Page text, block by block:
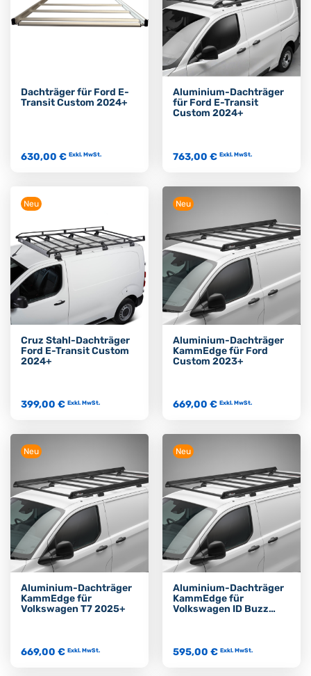
Dachträger für Ford E-
Transit Custom 2024+
630,00 € Exkl. MwSt.
Aluminium-Dachträger
für Ford E-Transit
Custom 2024+
763,00 € Exkl. MwSt.
Neu
Cruz Stahl-Dachträger
Ford E-Transit Custom
2024+
399,00 € Exkl. MwSt.
Neu
Aluminium-Dachträger
KammEdge für Ford
Custom 2023+
669,00 € Exkl. MwSt.
Neu
Aluminium-Dachträger
KammEdge für
Volkswagen T7 2025+
669,00 € Exkl. MwSt.
Neu
Aluminium-Dachträger
KammEdge für
Volkswagen ID Buzz
595,00 € Exkl. MwSt.